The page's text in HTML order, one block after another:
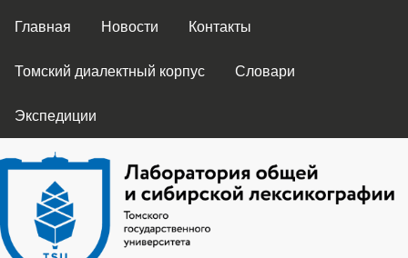
ГЛАВНОЕ МЕНЮ
Главная Новости Контакты
Томский диалектный корпус Словари
Экспедиции